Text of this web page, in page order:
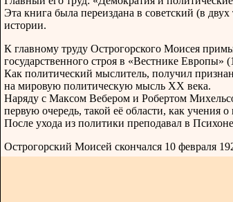
Эта книга была переиздана в советский (в
истории.
К главному труду Острогорского Моисея
государственного строя в «Вестнике Европы»
Как политический мыслитель, получил
на мировую политическую мысль XX века.
Наряду с Максом Вебером и Робертом
первую очередь, такой её области, как учения
После ухода из политики преподавал в
Острогорский Моисей скончался 10 февраля